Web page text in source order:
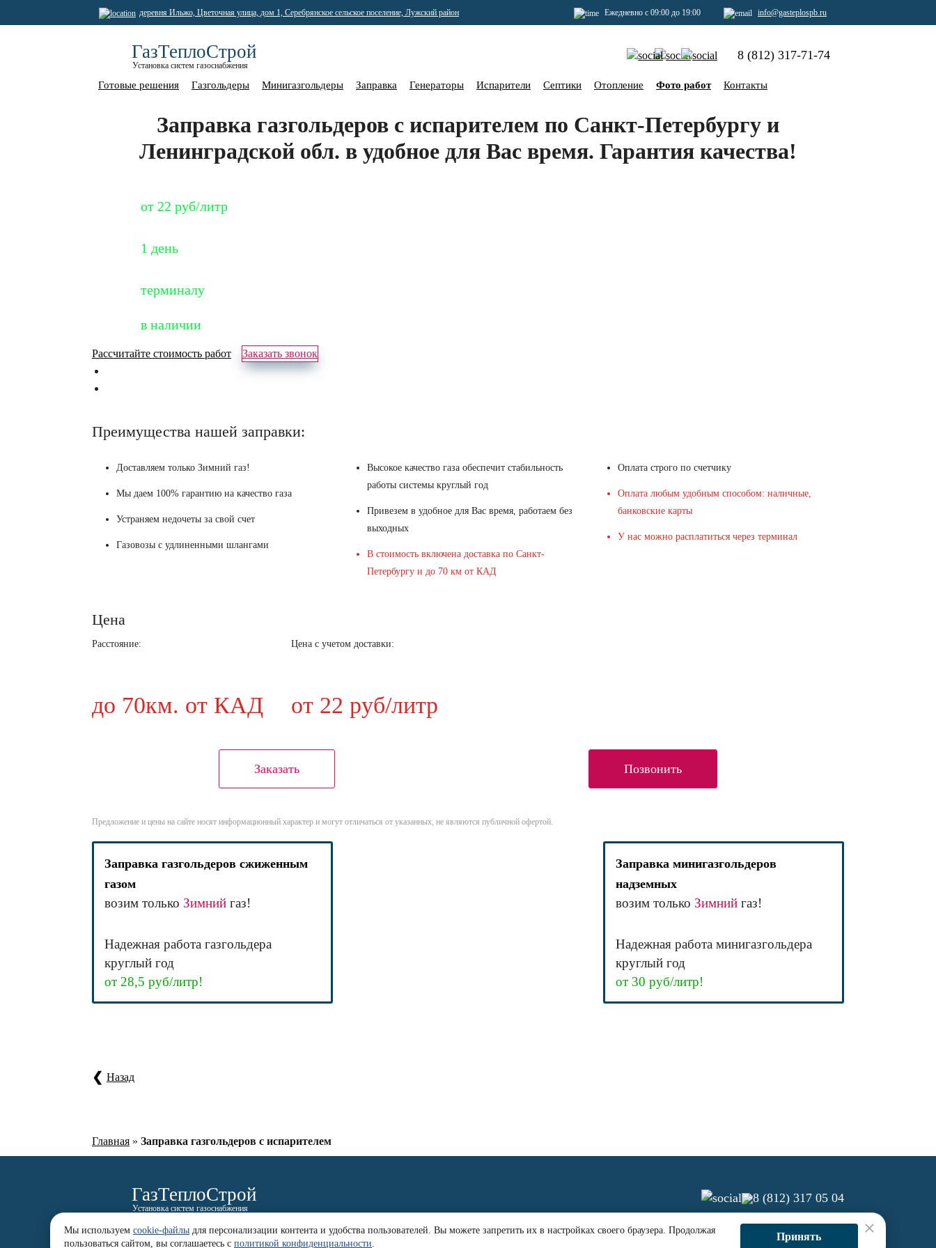
деревня Ильжо, Цветочная улица, дом 1, Серебрянское сельское поселение, Лужский район Ежедневно с 09:00 до 19:00 info@gasteplospb.ru
ГазТеплоСтрой
Установка систем газоснабжения
8 (812) 317-71-74
Готовые решения Газгольдеры Минигазгольдеры Заправка Генераторы Испарители Септики Отопление Фото работ Контакты
Заправка газгольдеров с испарителем по Санкт-Петербургу и
Ленинградской обл. в удобное для Вас время. Гарантия качества!
от 22 руб/литр
1 день
терминалу
в наличии
Рассчитайте стоимость работ Заказать звонок
Преимущества нашей заправки:
Доставляем только Зимний газ!
Мы даем 100% гарантию на качество газа
Устраняем недочеты за свой счет
Газовозы с удлиненными шлангами
Высокое качество газа обеспечит стабильность
работы системы круглый год
Привезем в удобное для Вас время, работаем без
выходных
В стоимость включена доставка по Санкт-
Петербургу и до 70 км от КАД
Оплата строго по счетчику
Оплата любым удобным способом: наличные,
банковские карты
У нас можно расплатиться через терминал
Цена
Расстояние:
до 70км. от КАД
Цена с учетом доставки:
от 22 руб/литр
Заказать Позвонить
Предложение и цены на сайте носят информационный характер и могут отличаться от указанных, не являются публичной офертой.
Заправка газгольдеров сжиженным
газом
возим только Зимний газ!
Надежная работа газгольдера
круглый год
от 28,5 руб/литр!
Заправка минигазгольдеров
надземных
возим только Зимний газ!
Надежная работа минигазгольдера
круглый год
от 30 руб/литр!
Назад
Главная » Заправка газгольдеров с испарителем
ГазТеплоСтрой
Установка систем газоснабжения
8 (812) 317 05 04
Котлы Доставка Оплата Возврат Партнерам Эксплуатация газгольдера Расчет расхода газа Блог Карта сайта О компании Контакты ×
Мы используем cookie-файлы для персонализации контента и удобства пользователей. Вы можете запретить их в настройках своего браузера. Продолжая
пользоваться сайтом, вы соглашаетесь с политикой конфиденциальности.
Принять